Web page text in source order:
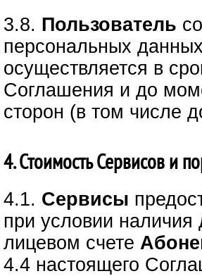
3.8. Пользователь
персональных данных
осуществляется в
Соглашения и до
сторон (в том числе
4. Стоимость Сервисов и
4.1. Сервисы
при условии наличия
лицевом счете
4.4 настоящего